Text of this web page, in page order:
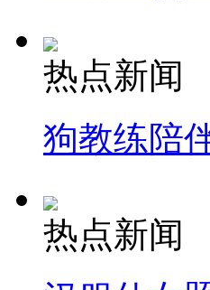
热点新闻
狗教练陪
热点新闻